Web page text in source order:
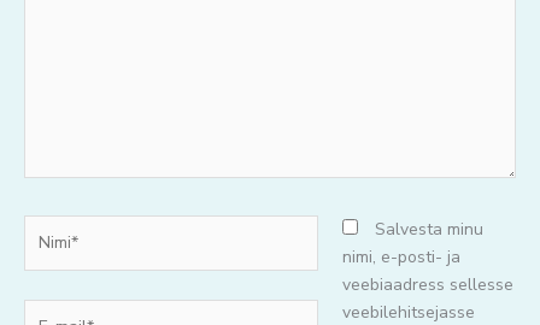
Salvesta minu
nimi, e-posti- ja
veebiaadress sellesse
veebilehitsejasse